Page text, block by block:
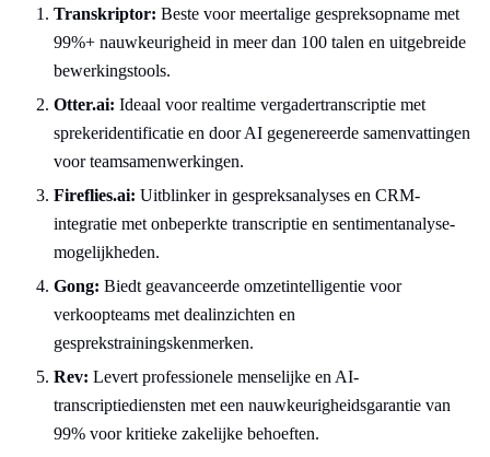
Transkriptor: Beste voor meertalige gespreksopname met
99%+ nauwkeurigheid in meer dan 100 talen en uitgebreide
bewerkingstools.
Otter.ai: Ideaal voor realtime vergadertranscriptie met
sprekeridentificatie en door AI gegenereerde samenvattingen
voor teamsamenwerkingen.
Fireflies.ai: Uitblinker in gespreksanalyses en CRM-
integratie met onbeperkte transcriptie en sentimentanalyse-
mogelijkheden.
Gong: Biedt geavanceerde omzetintelligentie voor
verkoopteams met dealinzichten en
gesprekstrainingskenmerken.
Rev: Levert professionele menselijke en AI-
transcriptiediensten met een nauwkeurigheidsgarantie van
99% voor kritieke zakelijke behoeften.